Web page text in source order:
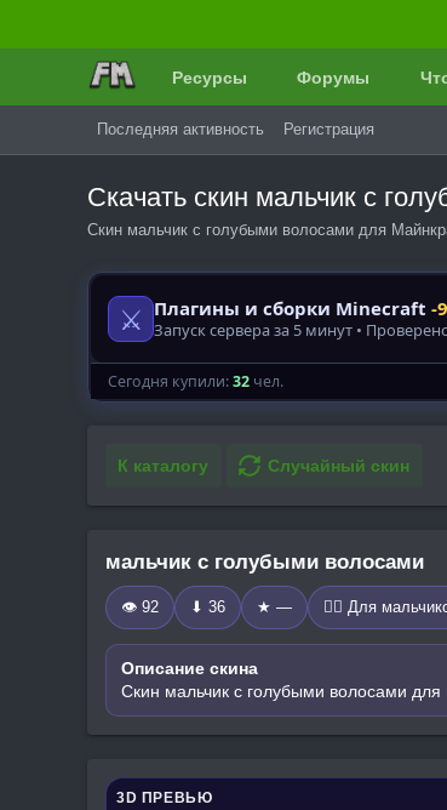
Ресурсы Форумы
Последняя активность Регистрация
Скачать скин мальчик с
Скин мальчик с голубыми волосами для
К каталогу Случайный скин
мальчик с голубыми волосами
👁 92 ⬇ 36 ★ — 🧍‍♂️ Для
Описание скина
Скин мальчик с голубыми волосами
3D ПРЕВЬЮ